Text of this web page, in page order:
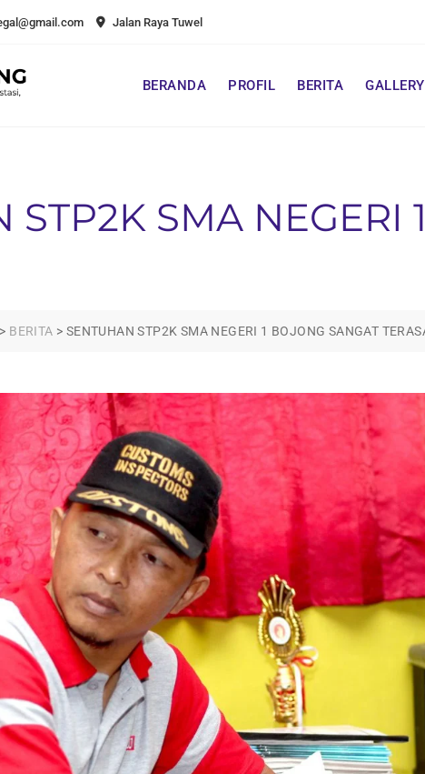
Jalan Raya Tuwel
BERANDA PROFIL BERITA GALLERY
STP2K SMA NEGERI
> BERITA > SENTUHAN STP2K SMA NEGERI 1 BOJONG SANGAT